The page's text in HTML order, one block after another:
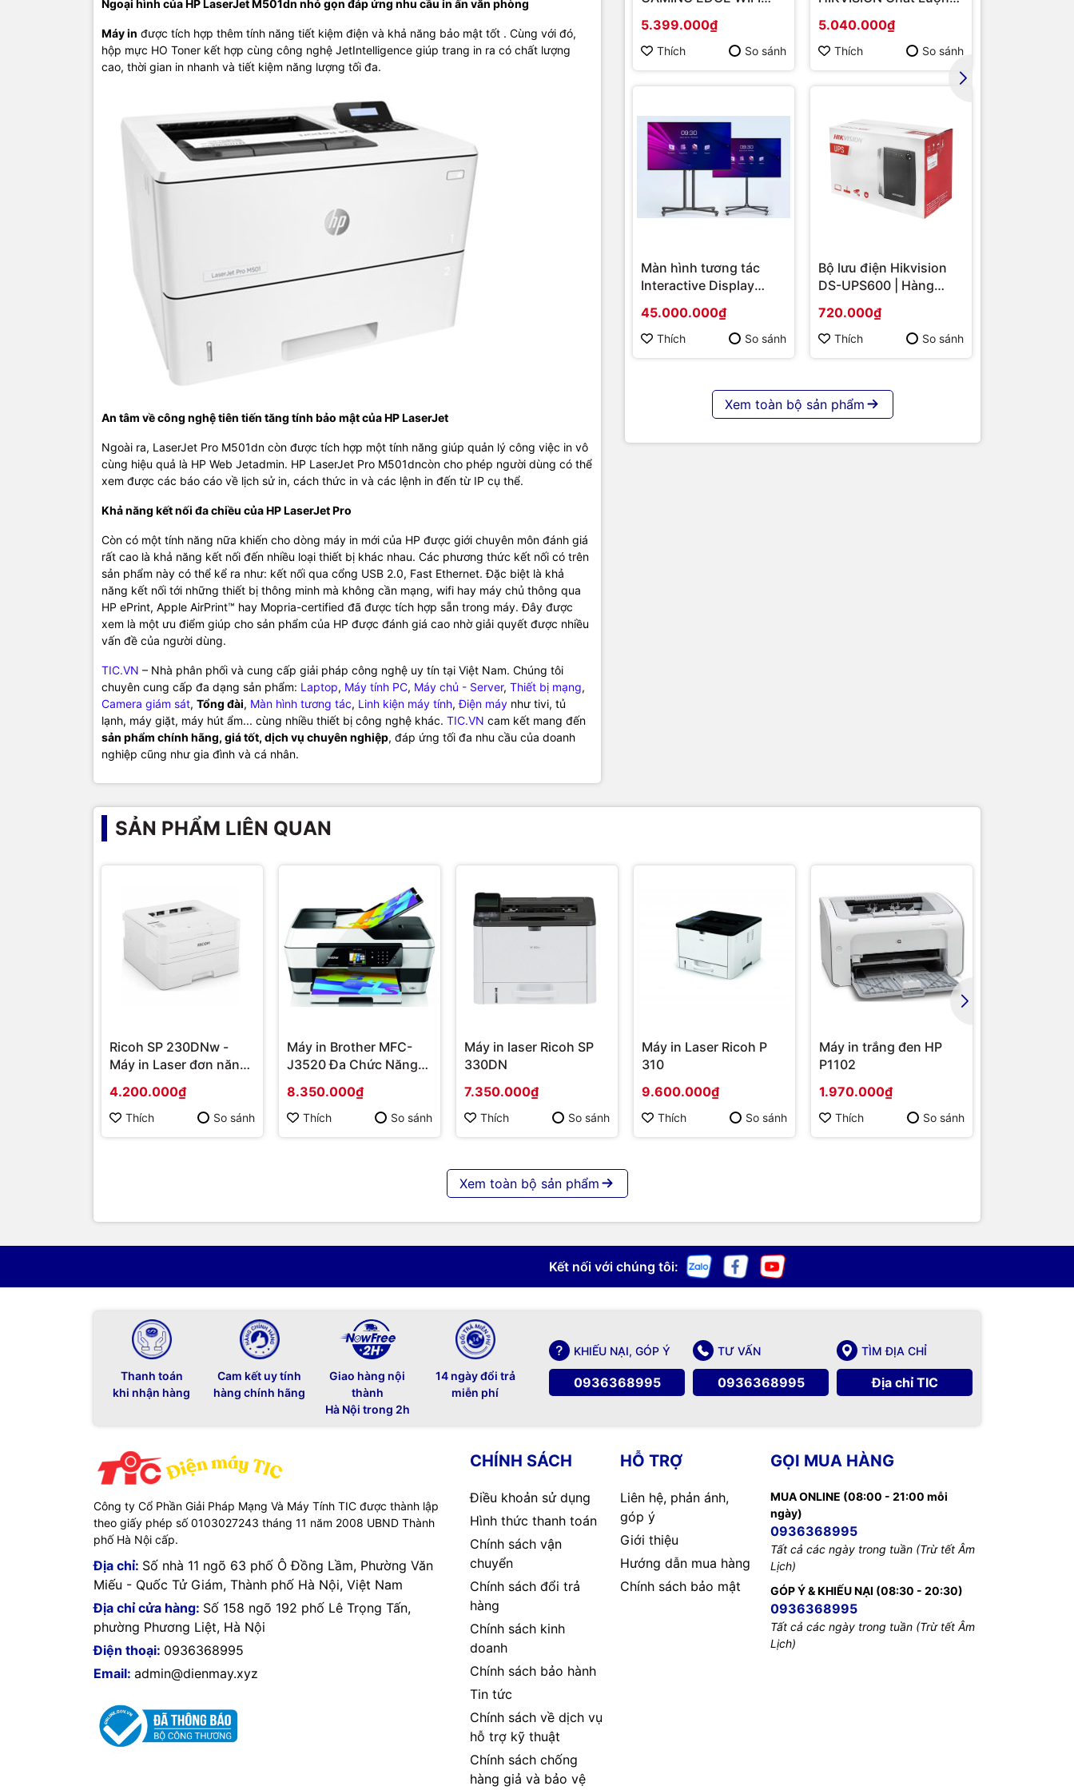
Ngoại hình của HP LaserJet M501dn nhỏ gọn đáp ứng nhu cầu in ấn văn phòng
Máy in được tích hợp thêm tính năng tiết kiệm điện và khả năng bảo mật tốt . Cùng với đó,
hộp mực HO Toner kết hợp cùng công nghệ JetIntelligence giúp trang in ra có chất lượng
cao, thời gian in nhanh và tiết kiệm năng lượng tối đa.
An tâm về công nghệ tiên tiến tăng tính bảo mật của HP LaserJet
Ngoài ra, LaserJet Pro M501dn còn được tích hợp một tính năng giúp quản lý công việc in vô
cùng hiệu quả là HP Web Jetadmin. HP LaserJet Pro M501dncòn cho phép người dùng có thể
xem được các báo cáo về lịch sử in, cách thức in và các lệnh in đến từ IP cụ thể.
Khả năng kết nối đa chiều của HP LaserJet Pro
Còn có một tính năng nữa khiến cho dòng máy in mới của HP được giới chuyên môn đánh giá
rất cao là khả năng kết nối đến nhiều loại thiết bị khác nhau. Các phương thức kết nối có trên
sản phẩm này có thể kể ra như: kết nối qua cổng USB 2.0, Fast Ethernet. Đặc biệt là khả
năng kết nối tới những thiết bị thông minh mà không cần mạng, wifi hay máy chủ thông qua
HP ePrint, Apple AirPrint™ hay Mopria-certified đã được tích hợp sẵn trong máy. Đây được
xem là một ưu điểm giúp cho sản phẩm của HP được đánh giá cao nhờ giải quyết được nhiều
vấn đề của người dùng.
TIC.VN – Nhà phân phối và cung cấp giải pháp công nghệ uy tín tại Việt Nam. Chúng tôi
chuyên cung cấp đa dạng sản phẩm: Laptop, Máy tính PC, Máy chủ - Server, Thiết bị mạng,
Camera giám sát, Tổng đài, Màn hình tương tác, Linh kiện máy tính,Điện máy như tivi, tủ
lạnh, máy giặt, máy hút ẩm... cùng nhiều thiết bị công nghệ khác. TIC.VN cam kết mang đến
sản phẩm chính hãng, giá tốt, dịch vụ chuyên nghiệp, đáp ứng tối đa nhu cầu của doanh
nghiệp cũng như gia đình và cá nhân.
Socket AM4/ VGA
onboard)
5.399.000₫
Thích So sánh
5.040.000₫
Thích So sánh
Màn hình tương tác
Interactive Display
D5B86RB/FL 86 | Cấu
hình cao cấp | Hàng
chính hãng
45.000.000₫
Thích So sánh
Bộ lưu điện Hikvision
DS-UPS600 | Hàng
720.000₫
Thích So sánh
Xem toàn bộ sản phẩm
SẢN PHẨM LIÊN QUAN
Ricoh SP 230DNw -
Máy in Laser đơn năng
4.200.000₫
Thích So sánh
Máy in Brother MFC-
J3520 Đa Chức Năng
8.350.000₫
Thích So sánh
Máy in laser Ricoh SP
330DN
7.350.000₫
Thích So sánh
Máy in Laser Ricoh P
310
9.600.000₫
Thích So sánh
Máy in trắng đen HP
P1102
1.970.000₫
Thích So sánh
Xem toàn bộ sản phẩm
giá rất cao là khả năng kết nối đến nhiều loại thiết bị khác nhau. Các phương thức kết nối
có trên sản phẩm này có thể kể ra như: kết nối qua cổng USB 2.0, Fast Ethernet. Đặc biệt
là khả năng kết nối tới những thiết bị thông minh mà không cần mạng, wifi hay máy chủ
thông qua HP ePrint, Apple AirPrint™ hay Mopria-certified đã được tích hợp sẵn trong máy.
Đây được xem là một ưu điểm giúp cho sản phẩm của HP được đánh giá cao nhờ giải
TIC.VN– Nhà phân phối và cung cấp giải pháp công nghệ uy tín tại Việt Nam. Chúng tôi
chuyên cung cấp đa dạng sản phẩm:
Máy chủ - Server
Thiết bị
mạng,Camera giám sát,Tổng đài, Linh kiện máy tính, Điện máynhư
tivi, tủ lạnh, máy giặt, máy hút ẩm... cùng nhiều thiết bị công nghệ khác.TIC.VNcam kết
sản phẩm chính hãng, giá tốt, dịch vụ chuyên nghiệp
của doanh nghiệp cũng như gia đình và cá nhân.
Kết nối với chúng tôi:
Thanh toán
khi nhận hàng
Cam kết uy tính
hàng chính hãng
Giao hàng nội
thành
Hà Nội trong 2h
14 ngày đổi trả
miễn phí
KHIẾU NẠI, GÓP Ý
0936368995
TƯ VẤN
0936368995
TÌM ĐỊA CHỈ
Địa chỉ TIC
Công ty Cổ Phần Giải Pháp Mạng Và Máy Tính TIC được thành lập
theo giấy phép số 0103027243 tháng 11 năm 2008 UBND Thành
phố Hà Nội cấp.
Địa chỉ: Số nhà 11 ngõ 63 phố Ô Đồng Lầm, Phường Văn
Miếu - Quốc Tử Giám, Thành phố Hà Nội, Việt Nam
Địa chỉ cửa hàng: Số 158 ngõ 192 phố Lê Trọng Tấn,
phường Phương Liệt, Hà Nội
Điện thoại: 0936368995
Email: admin@dienmay.xyz
CHÍNH SÁCH
Điều khoản sử dụng
Hình thức thanh toán
Chính sách vận
chuyển
Chính sách đổi trả
hàng
Chính sách kinh
doanh
Chính sách bảo hành
Tin tức
Chính sách về dịch vụ
hỗ trợ kỹ thuật
Chính sách chống
hàng giả và bảo vệ
HỖ TRỢ
Liên hệ, phản ánh,
góp ý
Giới thiệu
Hướng dẫn mua hàng
Chính sách bảo mật
GỌI MUA HÀNG
MUA ONLINE (08:00 - 21:00 mỗi
ngày)
0936368995
Tất cả các ngày trong tuần (Trừ tết Âm
Lịch)
GÓP Ý & KHIẾU NẠI (08:30 - 20:30)
0936368995
Tất cả các ngày trong tuần (Trừ tết Âm
Lịch)